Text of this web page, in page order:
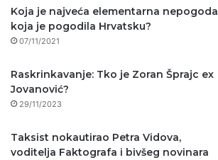
Koja je najveća elementarna nepogoda
koja je pogodila Hrvatsku?
07/11/2021
Raskrinkavanje: Tko je Zoran Šprajc ex
Jovanović?
29/11/2023
Taksist nokautirao Petra Vidova,
voditelja Faktografa i bivšeg novinara